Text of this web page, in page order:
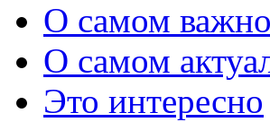
О самом
О самом
Это интересно